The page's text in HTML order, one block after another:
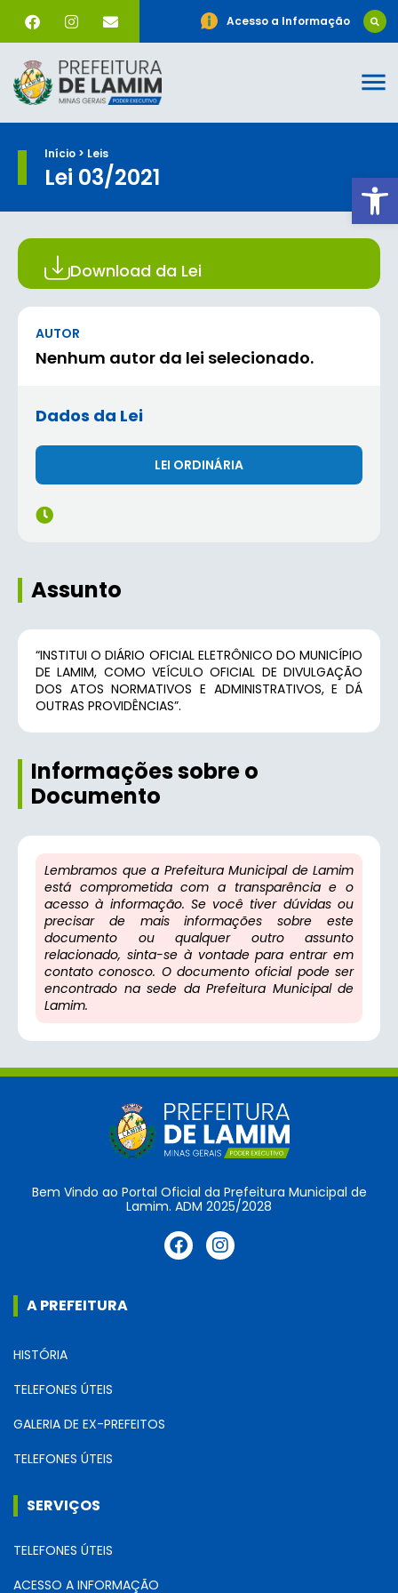
Acesso a Informação
Início > Leis
Lei 03/2021
Download da Lei
AUTOR
Nenhum autor da lei selecionado.
Dados da Lei
LEI ORDINÁRIA
Assunto
“INSTITUI O DIÁRIO OFICIAL ELETRÔNICO DO MUNICÍPIO
DE LAMIM, COMO VEÍCULO OFICIAL DE DIVULGAÇÃO
DOS ATOS NORMATIVOS E ADMINISTRATIVOS, E DÁ
OUTRAS PROVIDÊNCIAS”.
Informações sobre o
Documento
Lembramos que a Prefeitura Municipal de Lamim
está comprometida com a transparência e o
acesso à informação. Se você tiver dúvidas ou
precisar de mais informações sobre este
documento ou qualquer outro assunto
relacionado, sinta-se à vontade para entrar em
contato conosco. O documento oficial pode ser
encontrado na sede da Prefeitura Municipal de
Lamim.
Bem Vindo ao Portal Oficial da Prefeitura Municipal de
Lamim. ADM 2025/2028
A PREFEITURA
HISTÓRIA
TELEFONES ÚTEIS
GALERIA DE EX-PREFEITOS
TELEFONES ÚTEIS
SERVIÇOS
TELEFONES ÚTEIS
ACESSO A INFORMAÇÃO